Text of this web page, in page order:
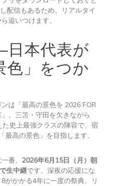
配信もあるため、リアルタイ
追いつけます。
本代表が
色」をつか
は「最高の景色を 2026 FOR
」。三笘・守田を欠きながら
史上最強クラスの陣容で、宿
最高の景色」を目指します。
番。 2026年6月15日（月）朝
生中継です。深夜の応援にな
がかかる4年に一度の祭典、リ